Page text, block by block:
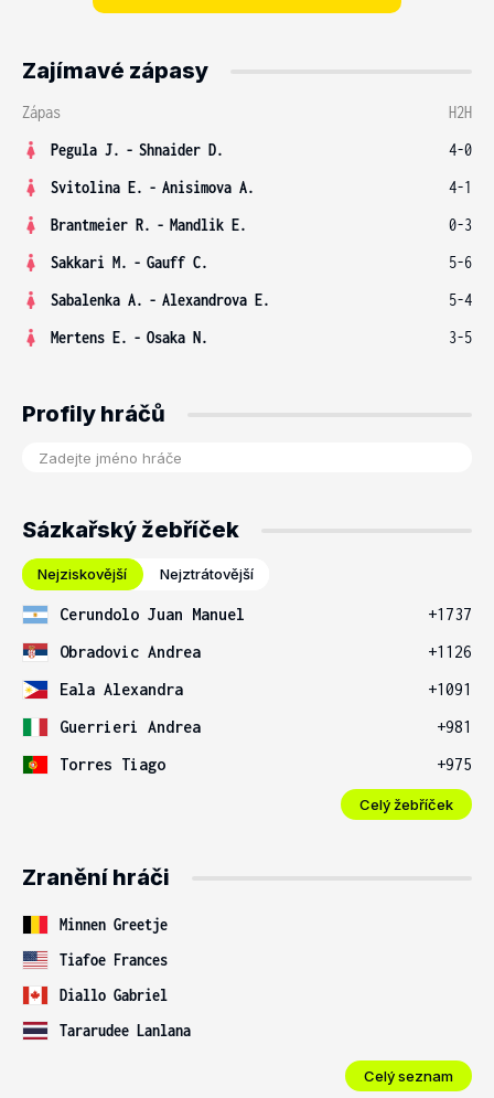
Zajímavé zápasy
Zápas
H2H
Pegula J. - Shnaider D.
4-0
Svitolina E. - Anisimova A.
4-1
Brantmeier R. - Mandlik E.
0-3
Sakkari M. - Gauff C.
5-6
Sabalenka A. - Alexandrova E.
5-4
Mertens E. - Osaka N. 3-5
Profily hráčů
Sázkařský žebříček
Nejziskovější Nejztrátovější
Cerundolo Juan Manuel
+1737
Obradovic Andrea
+1126
Eala Alexandra
+1091
Guerrieri Andrea
+981
Torres Tiago
+975
Celý žebříček
Zranění hráči
Minnen Greetje
Tiafoe Frances
Diallo Gabriel
Tararudee Lanlana
Celý seznam